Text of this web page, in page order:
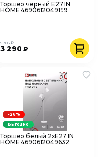
Торшер черный Е27 IN
HOME 4690612049199
3 290₽
5 305 ₽
Торшер белый 2хЕ27 IN
HOME 4690612049632
-26%
Выгодно